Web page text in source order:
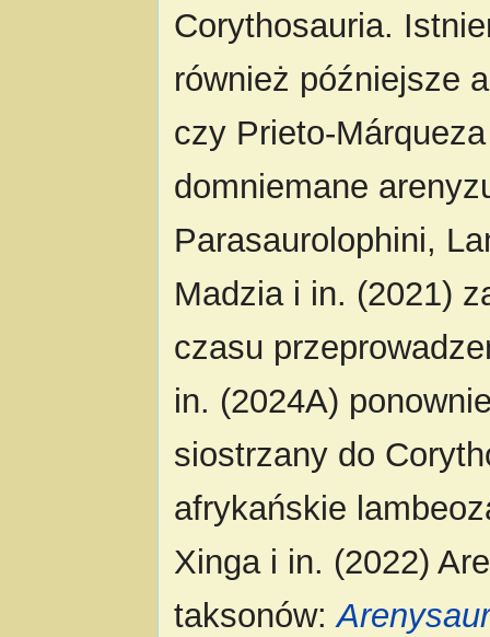
Corythosauria.
również późniejsze
czy Prieto-
domniemane
Parasaurolophini,
Madzia i in. (2021)
czasu
in. (2024A)
siostrzany do
afrykańskie
Xinga i in. (2022)
taksonów: